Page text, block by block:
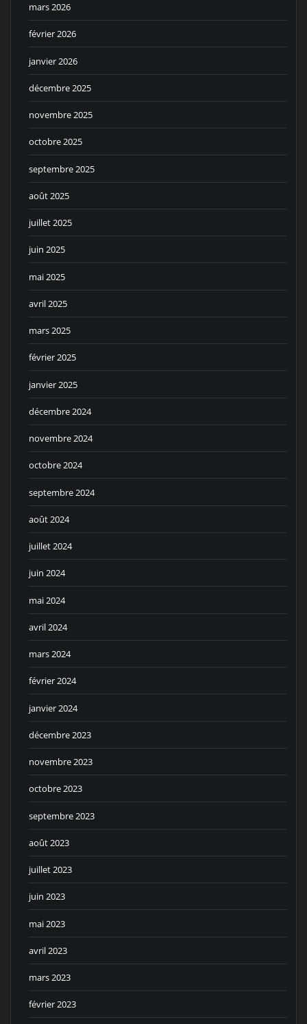
mars 2026
février 2026
janvier 2026
décembre 2025
novembre 2025
octobre 2025
septembre 2025
août 2025
juillet 2025
juin 2025
mai 2025
avril 2025
mars 2025
février 2025
janvier 2025
décembre 2024
novembre 2024
octobre 2024
septembre 2024
août 2024
juillet 2024
juin 2024
mai 2024
avril 2024
mars 2024
février 2024
janvier 2024
décembre 2023
novembre 2023
octobre 2023
septembre 2023
août 2023
juillet 2023
juin 2023
mai 2023
avril 2023
mars 2023
février 2023